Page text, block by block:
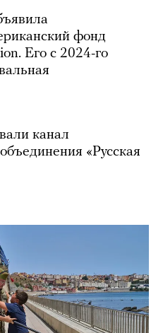
фонд
Его с 2024-го
канал
«Русская